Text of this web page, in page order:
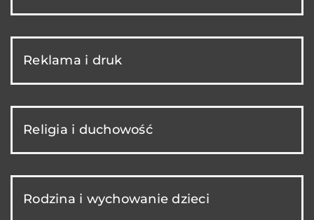
Reklama i druk
Religia i duchowość
Rodzina i wychowanie dzieci